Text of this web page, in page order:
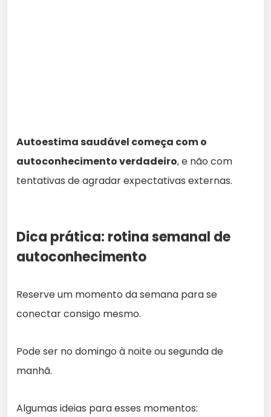
Autoestima saudável começa com o
autoconhecimento verdadeiro, e não com
tentativas de agradar expectativas externas.
Dica prática: rotina semanal de
autoconhecimento
Reserve um momento da semana para se
conectar consigo mesmo.
Pode ser no domingo à noite ou segunda de
manhã.
Algumas ideias para esses momentos: